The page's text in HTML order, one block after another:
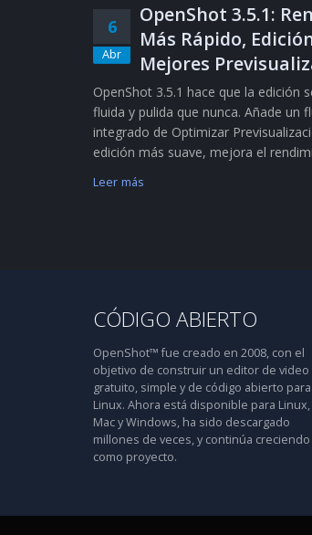
6
Abr
OpenShot 3.5.1:
Más Rápido,
Mejores
OpenShot 3.5.1 hace que la edición
fluida y pulida que nunca. Añade un
integrado de Optimizar
edición más suave, mejora el
Leer más
CÓDIGO ABIERTO
OpenShot™ fue creado en 2008, con el
objetivo de construir un editor de video
gratuito, simple y de código abierto para
Linux. Ahora está disponible para Linux,
Mac y Windows, ha sido descargado
millones de veces, y continúa creciendo
como proyecto.